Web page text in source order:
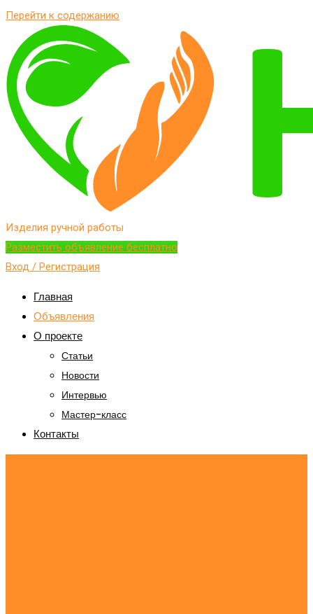
Перейти к содержанию
Изделия ручной работы
Разместить объявление бесплатно
Вход / Регистрация
Главная
Объявления
О проекте
Статьи
Новости
Интервью
Мастер-класс
Контакты